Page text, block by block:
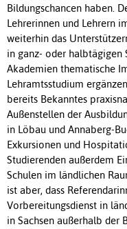
Bildungschancen haben.
Lehrerinnen und Lehrern
weiterhin das
in ganz- oder halbtägigen
Akademien thematische
Lehramtsstudium
bereits Bekanntes
Außenstellen der
in Löbau und Annaberg-
Exkursionen und
Studierenden außerdem
Schulen im ländlichen
ist aber, dass
Vorbereitungsdienst in
in Sachsen außerhalb der